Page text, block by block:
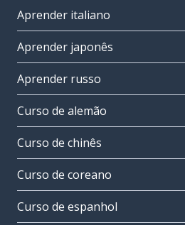
Aprender italiano
Aprender japonês
Aprender russo
Curso de alemão
Curso de chinês
Curso de coreano
Curso de espanhol